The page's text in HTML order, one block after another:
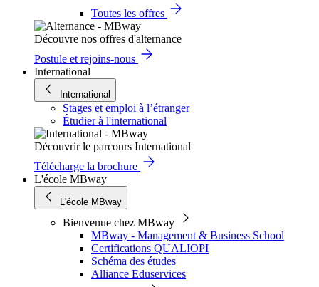
Toutes les offres
Découvre nos offres d'alternance
Postule et rejoins-nous
International
International
Stages et emploi à l’étranger
Étudier à l'international
Découvrir le parcours International
Télécharge la brochure
L'école MBway
L'école MBway
Bienvenue chez MBway
MBway - Management & Business School
Certifications QUALIOPI
Schéma des études
Alliance Eduservices